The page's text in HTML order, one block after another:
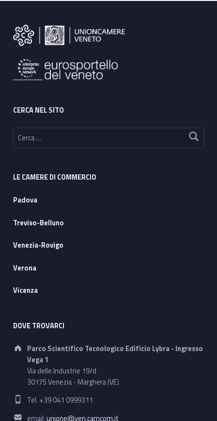
CERCA NEL SITO
Ricerca per:
LE CAMERE DI COMMERCIO
Padova
Treviso-Belluno
Venezia-Rovigo
Verona
Vicenza
DOVE TROVARCI
Address:
Parco Scientifico Tecnologico Edificio Lybra - Ingresso
Vega 1
Via delle Industrie 19/d
30175 Venezia - Marghera (VE)
Phone number:
Tel. +39 041 0999311
Email address:
email:unione@ven.camcom.it